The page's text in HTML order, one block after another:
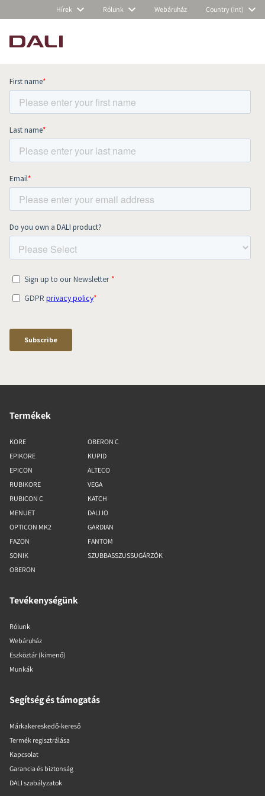
Hírek Rólunk Webáruház Country (Int)
Subscribe to our newsletter and stay
up to date with all news and events.
Termékek
KORE
EPIKORE
EPICON
RUBIKORE
RUBICON C
MENUET
OPTICON MK2
FAZON
SONIK
OBERON
OBERON C
KUPID
ALTECO
VEGA
KATCH
DALI IO
GARDIAN
FANTOM
SZUBBASSZUSSUGÁRZÓK
Tevékenységünk
Rólunk
Webáruház
Eszköztár (kimenő)
Munkák
Segítség és támogatás
Márkakereskedő-kereső
Termék regisztrálása
Kapcsolat
Garancia és biztonság
DALI szabályzatok